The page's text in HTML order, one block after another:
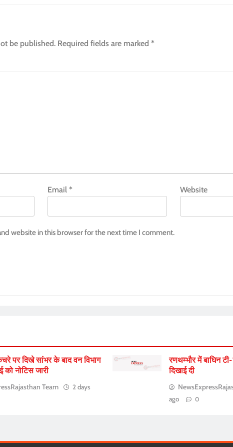
be published. Required fields are marked *
Email* Website
website in this browser for the next time I comment.
पर दिखे सांभर के बाद वन विभाग
नोटिस जारी
Team
2 days
रणथम्भौर में बाघिन
दिखाई दी
ago
0